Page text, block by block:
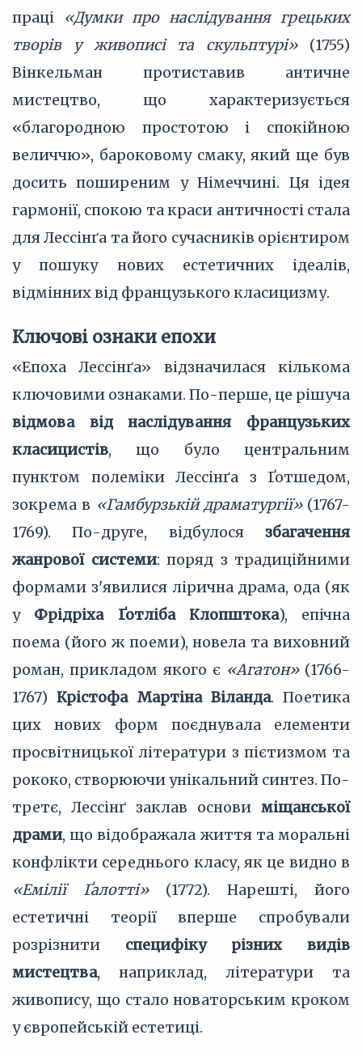
праці «Думки про наслідування грецьких
творів у живописі та скульптурі»(1755)
Вінкельман протиставив античне
мистецтво, що характеризується
«благородною простотою і спокійною
величчю», бароковому смаку, який ще був
досить поширеним у Німеччині. Ця ідея
гармонії, спокою та краси античності стала
для Лессінґа та його сучасників орієнтиром
у пошуку нових естетичних ідеалів,
відмінних від французького класицизму.
Ключові ознаки епохи
«Епоха Лессінґа» відзначилася кількома
ключовими ознаками. По-перше, це рішуча
відмова від наслідування французьких
класицистів, що було центральним
пунктом полеміки Лессінґа з Ґотшедом,
зокрема в «Гамбурзькій драматургії»(1767-
1769). По-друге, відбулося збагачення
жанрової системи: поряд з традиційними
формами з'явилися лірична драма, ода (як
у Фрідріха Ґотліба Клопштока), епічна
поема (його ж поеми), новела та виховний
роман, прикладом якого є «Агатон»(1766-
1767) Крістофа Мартіна Віланда. Поетика
цих нових форм поєднувала елементи
просвітницької літератури з пієтизмом та
рококо, створюючи унікальний синтез. По-
третє, Лессінґ заклав основи міщанської
драми, що відображала життя та моральні
конфлікти середнього класу, як це видно в
«Емілії Ґалотті»(1772). Нарешті, його
естетичні теорії вперше спробували
розрізнити специфіку різних видів
мистецтва, наприклад, літератури та
живопису, що стало новаторським кроком
у європейській естетиці.